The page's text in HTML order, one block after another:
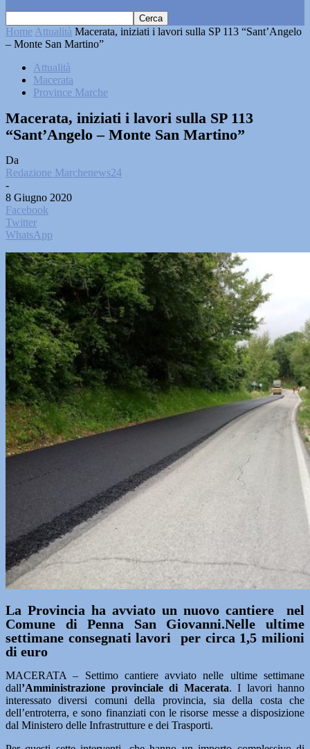
Home Attualità Macerata, iniziati i lavori sulla SP 113 “Sant’Angelo
– Monte San Martino”
Attualità
Macerata
Province Marche
Macerata, iniziati i lavori sulla SP 113
“Sant’Angelo – Monte San Martino”
Da
Redazione Marchenews24
-
8 Giugno 2020
Facebook
Twitter
WhatsApp
La Provincia ha avviato un nuovo cantiere nel
Comune di Penna San Giovanni.Nelle ultime
settimane consegnati lavori per circa 1,5 milioni
di euro
MACERATA – Settimo cantiere avviato nelle ultime settimane
dall’Amministrazione provinciale di Macerata. I lavori hanno
interessato diversi comuni della provincia, sia della costa che
dell’entroterra, e sono finanziati con le risorse messe a disposizione
dal Ministero delle Infrastrutture e dei Trasporti.